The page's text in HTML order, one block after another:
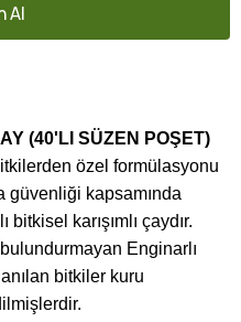
Al
(40'LI SÜZEN POŞET)
özel formülasyonu
güvenliği kapsamında
bitkisel karışımlı çaydır.
Enginarlı
bitkiler kuru